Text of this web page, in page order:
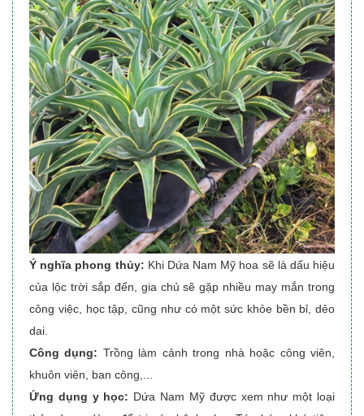
Ý nghĩa phong thủy: Khi Dứa Nam Mỹ hoa sẽ là dấu hiệu
của lộc trời sắp đến, gia chủ sẽ gặp nhiều may mắn trong
công việc, học tập, cũng như có một sức khỏe bền bỉ, dẻo
dai.
Công dụng: Trồng làm cảnh trong nhà hoặc công viên,
khuôn viên, ban công,...
Ứng dụng y học: Dứa Nam Mỹ được xem như một loại